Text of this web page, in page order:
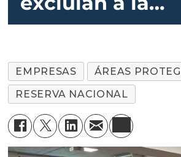
salmonicultura
EMPRESAS
ÁREAS
RESERVA NACIONAL